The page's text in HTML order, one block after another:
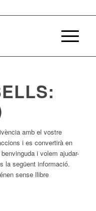
amb el vostre
i es convertirà en
i volem ajudar-
la següent informació.
sense llibre